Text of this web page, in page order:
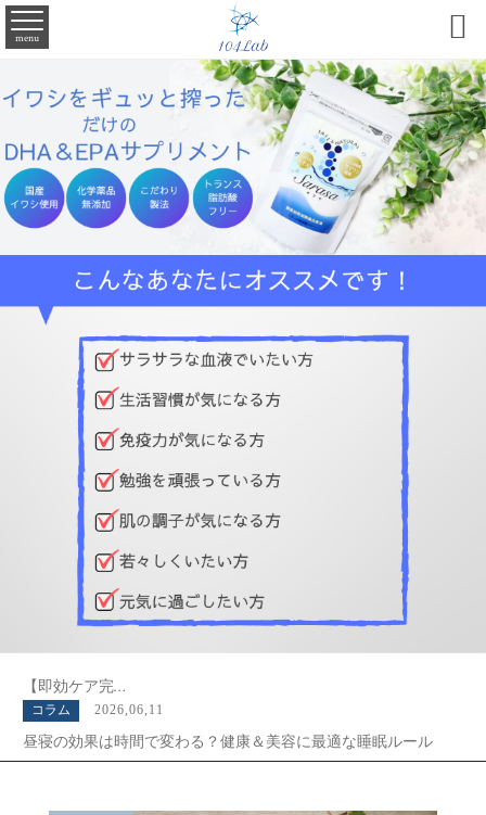
menu 
2026,06,04
なぜ眠れない？考えられる原因と今日からできる対処法を徹底解
2026,07,24
コラム 2026,06,11
昼寝の効果は時間で変わる？健康＆美容に最適な睡眠ルール
コラム 2026,06,04